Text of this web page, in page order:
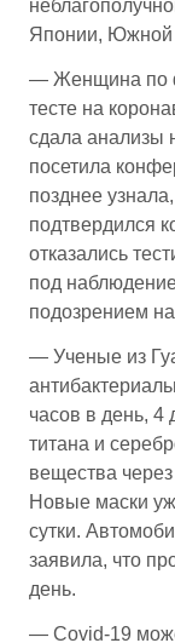
Японии, Южной
— Женщина по
тесте на
сдала анализы
посетила
позднее
подтвердился
отказались
под
подозрением
— Ученые из
часов в день, 4
титана и
вещества
Новые маски
сутки.
заявила, что
день.
— Covid-19